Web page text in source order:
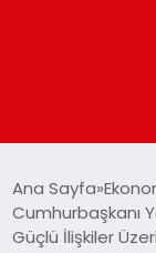
GÜNDEM
Ana Sayfa
Cumhurbaşkanı
Güçlü İlişkiler